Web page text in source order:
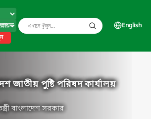
English
জাতীয় পুষ্টি পরিষদ কার্যালয়
বাংলাদেশ সরকার